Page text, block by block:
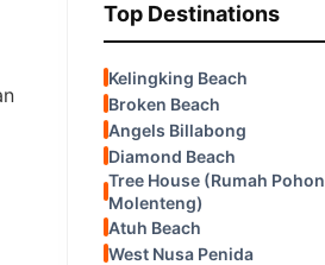
Top Destinations
Kelingking Beach
Broken Beach
Angels Billabong
Diamond Beach
Tree House (Rumah Pohon
Molenteng)
Atuh Beach
West Nusa Penida